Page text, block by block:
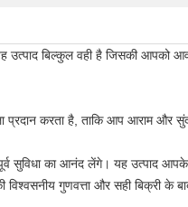
बिल्कुल वही है जिसकी
प्रदान करता है, ताकि आप आराम और
सुविधा का आनंद लेंगे। यह उत्पाद
गुणवत्ता और सही बिक्री के